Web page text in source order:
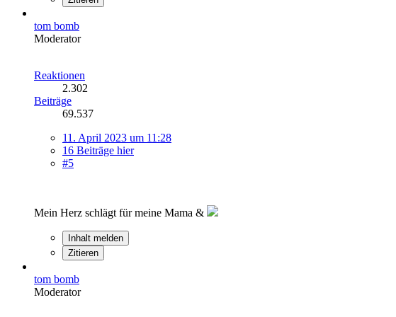
tom bomb
Moderator
Reaktionen
2.302
Beiträge
69.537
11. April 2023 um 11:28
16 Beiträge hier
#5
Mein Herz schlägt für meine Mama &
Inhalt melden
Zitieren
tom bomb
Moderator